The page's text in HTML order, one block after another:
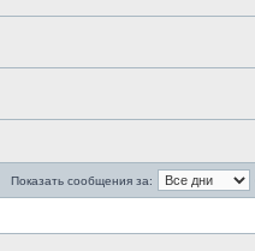
Показать сообщения за: